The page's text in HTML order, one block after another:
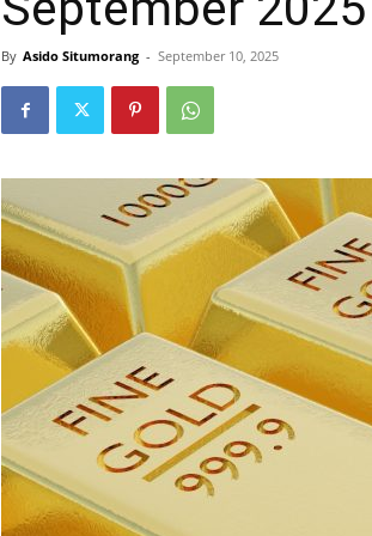
By Asido Situmorang - September 10, 2025